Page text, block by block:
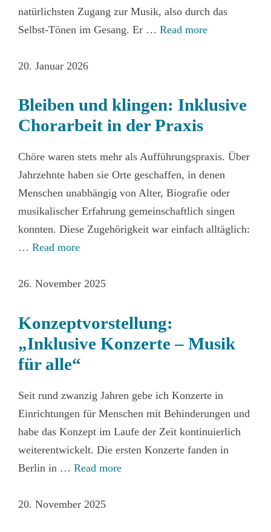
natürlichsten Zugang zur Musik, also durch das
Selbst-Tönen im Gesang. Er … Read more
20. Januar 2026
Bleiben und klingen: Inklusive
Chorarbeit in der Praxis
Chöre waren stets mehr als Aufführungspraxis. Über
Jahrzehnte haben sie Orte geschaffen, in denen
Menschen unabhängig von Alter, Biografie oder
musikalischer Erfahrung gemeinschaftlich singen
konnten. Diese Zugehörigkeit war einfach alltäglich:
… Read more
26. November 2025
Konzeptvorstellung:
„Inklusive Konzerte – Musik
für alle“
Seit rund zwanzig Jahren gebe ich Konzerte in
Einrichtungen für Menschen mit Behinderungen und
habe das Konzept im Laufe der Zeit kontinuierlich
weiterentwickelt. Die ersten Konzerte fanden in
Berlin in … Read more
20. November 2025